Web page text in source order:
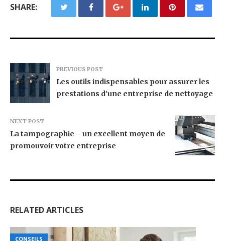
SHARE:
PREVIOUS POST
Les outils indispensables pour assurer les
prestations d’une entreprise de nettoyage
NEXT POST
La tampographie – un excellent moyen de
promouvoir votre entreprise
RELATED ARTICLES
CONSEILS